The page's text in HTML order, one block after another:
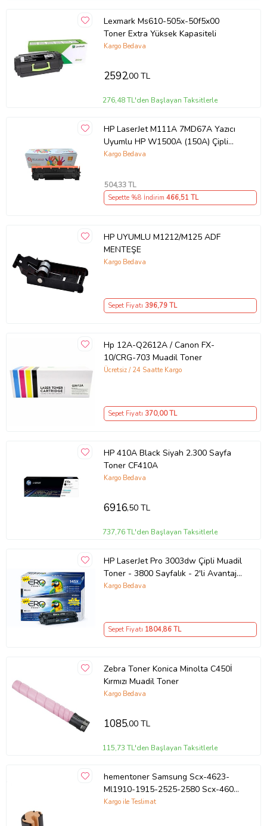
Lexmark Ms610-505x-50f5x00
Toner Extra Yüksek Kapasiteli
Kargo Bedava
2592,00 TL
276,48 TL'den Başlayan Taksitlerle
HP LaserJet M111A 7MD67A Yazıcı
Uyumlu HP W1500A (150A) Çipli
Muadil Toner (Siyah)
Kargo Bedava
504,33 TL
Sepette %8 İndirim 466,51 TL
HP UYUMLU M1212/M125 ADF
MENTEŞE
Kargo Bedava
Sepet Fiyatı 396,79 TL
Hp 12A-Q2612A / Canon FX-
10/CRG-703 Muadil Toner
Ücretsiz / 24 Saatte Kargo
Sepet Fiyatı 370,00 TL
HP 410A Black Siyah 2.300 Sayfa
Toner CF410A
Kargo Bedava
6916,50 TL
737,76 TL'den Başlayan Taksitlerle
HP LaserJet Pro 3003dw Çipli Muadil
Toner - 3800 Sayfalık - 2'li Avantaj
Paket
Kargo Bedava
Sepet Fiyatı 1804,86 TL
Zebra Toner Konica Minolta C450İ
Kırmızı Muadil Toner
Kargo Bedava
1085,00 TL
115,73 TL'den Başlayan Taksitlerle
hementoner Samsung Scx-4623-
Ml1910-1915-2525-2580 Scx-4600
Kağıt Alma Pateni (Pickup Roller)
Kargo ile Teslimat